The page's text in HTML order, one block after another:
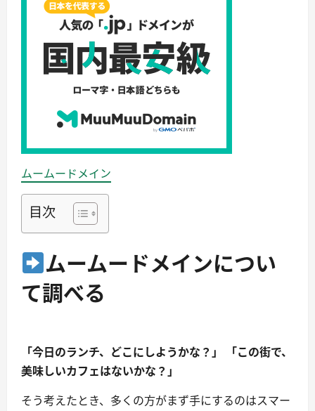
ムームードメイン
目次
ムームードメインについ
て調べる
「今日のランチ、どこにしようかな？」
「この街で、
美味しいカフェはないかな？」
そう考えたとき、多くの方がまず手にするのはスマー